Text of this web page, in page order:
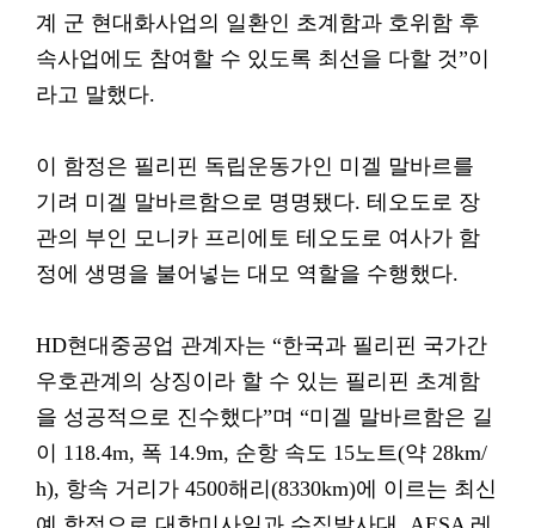
계 군 현대화사업의 일환인 초계함과 호위함 후
속사업에도 참여할 수 있도록 최선을 다할 것”이
라고 말했다.
이 함정은 필리핀 독립운동가인 미겔 말바르를
기려 미겔 말바르함으로 명명됐다. 테오도로 장
관의 부인 모니카 프리에토 테오도로 여사가 함
정에 생명을 불어넣는 대모 역할을 수행했다.
HD현대중공업 관계자는 “한국과 필리핀 국가간
우호관계의 상징이라 할 수 있는 필리핀 초계함
을 성공적으로 진수했다”며 “미겔 말바르함은 길
이 118.4m, 폭 14.9m, 순항 속도 15노트(약 28km/
h), 항속 거리가 4500해리(8330km)에 이르는 최신